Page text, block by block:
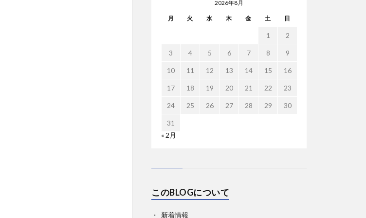
2026年8月
月 火 水 木 金 土 日
1 2
3 4 5 6 7 8 9
10 11 12 13 14 15 16
17 18 19 20 21 22 23
24 25 26 27 28 29 30
31
« 2月
このBLOGについて
新着情報